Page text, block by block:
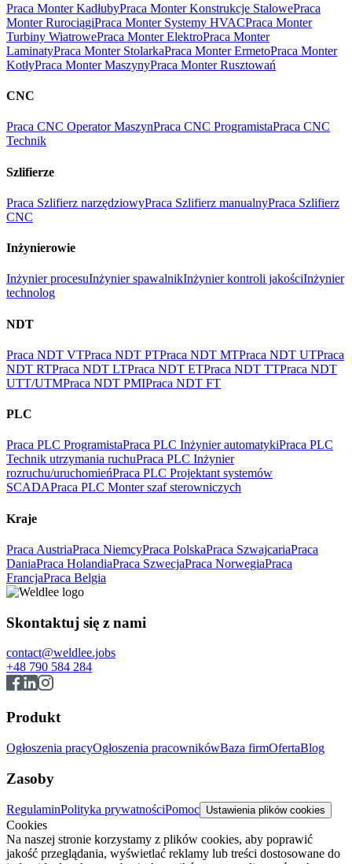
Praca Monter KadłubyPraca Monter Konstrukcje StalowePraca
Monter RurociągiPraca Monter Systemy HVACPraca Monter
Turbiny WiatrowePraca Monter ElektroPraca Monter
LaminatyPraca Monter StolarkaPraca Monter ErmetoPraca Monter
KotłyPraca Monter MaszynyPraca Monter Rusztowań
CNC
Praca CNC Operator MaszynPraca CNC ProgramistaPraca CNC
Technik
Szlifierze
Praca Szlifierz narzędziowyPraca Szlifierz manualnyPraca Szlifierz
CNC
Inżynierowie
Inżynier procesuInżynier spawalnikInżynier kontroli jakościInżynier
technolog
NDT
Praca NDT VTPraca NDT PTPraca NDT MTPraca NDT UTPraca
NDT RTPraca NDT LTPraca NDT ETPraca NDT TTPraca NDT
UTT/UTMPraca NDT PMIPraca NDT FT
PLC
Praca PLC ProgramistaPraca PLC Inżynier automatykiPraca PLC
Technik utrzymania ruchuPraca PLC Inżynier
rozruchu/uruchomieńPraca PLC Projektant systemów
SCADAPraca PLC Monter szaf sterowniczych
Kraje
Praca AustriaPraca NiemcyPraca PolskaPraca SzwajcariaPraca
DaniaPraca HolandiaPraca SzwecjaPraca NorwegiaPraca
FrancjaPraca Belgia
Skontaktuj się z nami
contact@weldlee.jobs
+48 790 584 284
Produkt
Ogłoszenia pracyOgłoszenia pracownikówBaza firmOfertaBlog
Zasoby
RegulaminPolityka prywatnościPomoc Ustawienia plików cookies
Cookies
Na naszej stronie korzystamy z plików cookies, aby poprawić
jakość przeglądania, wyświetlać reklamy lub treści dostosowane do